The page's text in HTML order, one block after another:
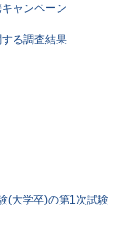
ャンペーン
る調査結果
(大学卒)の第1次試験